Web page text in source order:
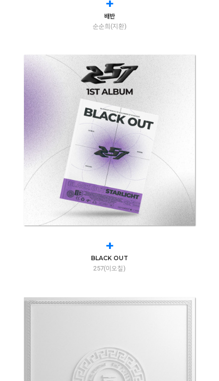
+
배반
순순희(지환)
+
BLACK OUT
257(이오칠)